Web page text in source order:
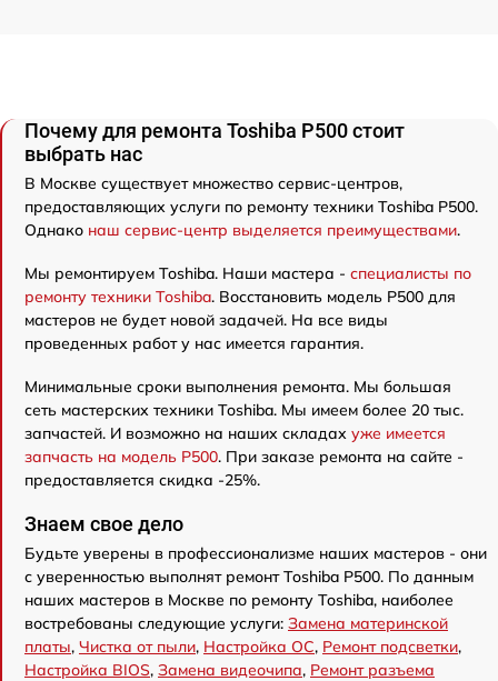
Почему для ремонта Toshiba P500 стоит
выбрать нас
В Москве существует множество сервис-центров,
предоставляющих услуги по ремонту техники Toshiba P500.
Однако наш сервис-центр выделяется преимуществами.
Мы ремонтируем Toshiba. Наши мастера - специалисты по
ремонту техники Toshiba. Восстановить модель P500 для
мастеров не будет новой задачей. На все виды
проведенных работ у нас имеется гарантия.
Минимальные сроки выполнения ремонта. Мы большая
сеть мастерских техники Toshiba. Мы имеем более 20 тыс.
запчастей. И возможно на наших складах уже имеется
запчасть на модель P500. При заказе ремонта на сайте -
предоставляется скидка -25%.
Знаем свое дело
Будьте уверены в профессионализме наших мастеров - они
с уверенностью выполнят ремонт Toshiba P500. По данным
наших мастеров в Москве по ремонту Toshiba, наиболее
востребованы следующие услуги: Замена материнской
платы, Чистка от пыли, Настройка ОС, Ремонт подсветки,
Настройка BIOS, Замена видеочипа, Ремонт разъема